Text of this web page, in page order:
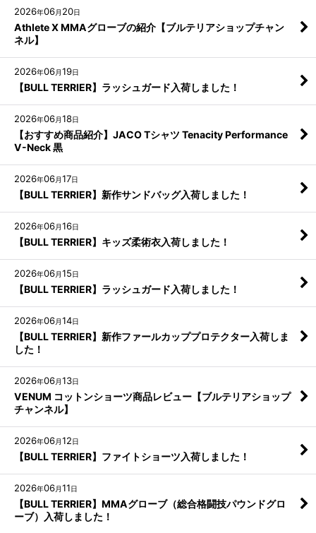
2026年06月 20日
Athlete X MMAグローブの紹介【ブルテリアショップチャン
ネル】
2026年06月19日
【BULL TERRIER】ラッシュガード入荷しました！
2026年06月18日
【おすすめ商品紹介】JACO Tシャツ Tenacity Performance
V-Neck 黒
2026年06月17日
【BULL TERRIER】新作サンドバッグ入荷しました！
2026年06月16日
【BULL TERRIER】キッズ柔術衣入荷しました！
2026年06月15日
【BULL TERRIER】ラッシュガード入荷しました！
2026年06月14日
【BULL TERRIER】新作ファールカッププロテクター入荷しま
した！
2026年06月13日
VENUM コットンショーツ商品レビュー【ブルテリアショップ
チャンネル】
2026年06月12日
【BULL TERRIER】ファイトショーツ入荷しました！
2026年06月11日
【BULL TERRIER】MMAグローブ（総合格闘技パウンドグロ
ーブ）入荷しました！